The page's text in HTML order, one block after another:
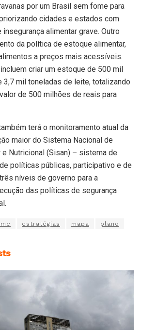
por um Brasil sem fome para
cidades e estados com
alimentar grave. Outro
da política de estoque alimentar,
a preços mais acessíveis.
criar um estoque de 500 mil
3,7 mil toneladas de leite, totalizando
de 500 milhões de reais para
terá o monitoramento atual da
maior do Sistema Nacional de
e Nutricional (Sisan) – sistema de
políticas públicas, participativo e de
níveis de governo para a
das políticas de segurança
estratégias mapa plano